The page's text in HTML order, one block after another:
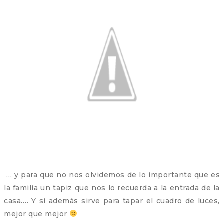
… y para que no nos olvidemos de lo importante que es
la familia un tapiz que nos lo recuerda a la entrada de la
casa…. Y si además sirve para tapar el cuadro de luces,
mejor que mejor